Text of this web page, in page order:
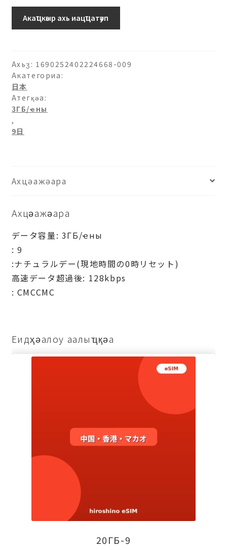
ト
バ
ン
ク)
プ
ロ
モ
ョ
ン-3ГБ/
日
Акаҵкәыр ахь иацҵатәуп
Ахьӡ: 1690252402224668-009
Акатегориа:
日本
Атегқәа:
3ГБ/ҽны
,
9日
Ахцәажәара
Ахцәажәара
データ容量: 3ГБ/ҽны
: 9
:ナチュラルデー(現地時間の0時リセット)
高速データ超過後: 128kbps
: СМССМС
Еидҳәалоу аалыҵқәа
20ГБ-9